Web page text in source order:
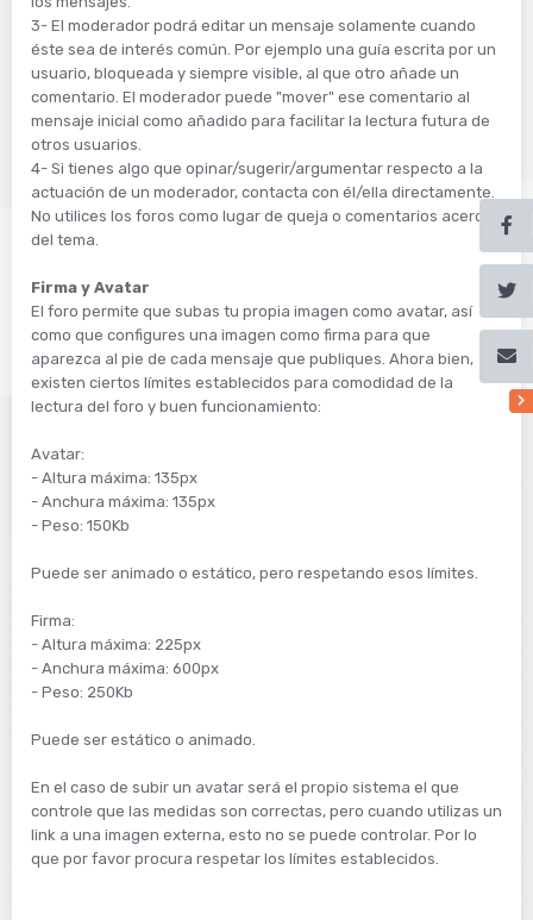
3- El moderador podrá editar un mensaje solamente cuando
éste sea de interés común. Por ejemplo una guía escrita por un
usuario, bloqueada y siempre visible, al que otro añade un
comentario. El moderador puede "mover" ese comentario al
mensaje inicial como añadido para facilitar la lectura futura de
otros usuarios.
4- Si tienes algo que opinar/sugerir/argumentar respecto a la
actuación de un moderador, contacta con él/ella directamente.
No utilices los foros como lugar de queja o comentarios acerca
del tema.
Firma y Avatar
El foro permite que subas tu propia imagen como avatar, así
como que configures una imagen como firma para que
aparezca al pie de cada mensaje que publiques. Ahora bien,
existen ciertos límites establecidos para comodidad de la
lectura del foro y buen funcionamiento:
Avatar:
- Altura máxima: 135px
- Anchura máxima: 135px
- Peso: 150Kb
Puede ser animado o estático, pero respetando esos límites.
Firma:
- Altura máxima: 225px
- Anchura máxima: 600px
- Peso: 250Kb
Puede ser estático o animado.
En el caso de subir un avatar será el propio sistema el que
controle que las medidas son correctas, pero cuando utilizas un
link a una imagen externa, esto no se puede controlar. Por lo
que por favor procura respetar los límites establecidos.